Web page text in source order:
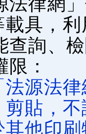
載具，
查詢、
限：
法源法
剪貼，
其他印